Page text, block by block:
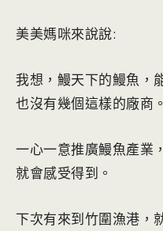
美美媽咪來說說:
我想，鰻天下的鰻魚，
也沒有幾個這樣的廠商。
一心一意推廣鰻魚產業
就會感受得到。
下次有來到竹圍漁港，